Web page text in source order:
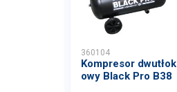
360104
Kompresor dwutłok
owy Black Pro B38